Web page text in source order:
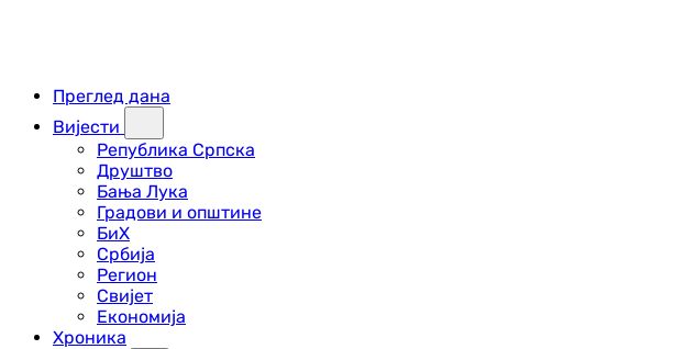
Преглед дана
Вијести
Република Српска
Друштво
Бања Лука
Градови и општине
БиХ
Србија
Регион
Свијет
Економија
Хроника